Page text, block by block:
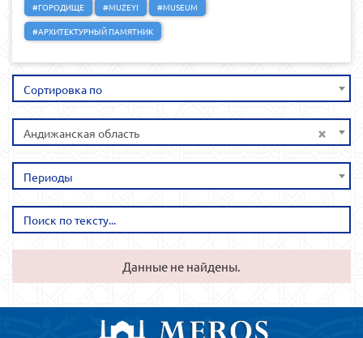
#ГОРОДИЩЕ
#MUZEYI
#MUSEUM
#АРХИТЕКТУРНЫЙ ПАМЯТНИК
Сортировка по
×
Андижанская область
Периоды
Данные не найдены.